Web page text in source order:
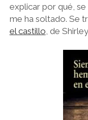
explicar por qué,
me ha soltado. Se
el castillo , de